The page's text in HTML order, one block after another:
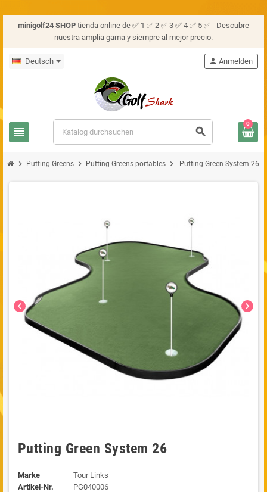
minigolf24 SHOP tienda online de ✅ 1 ✅ 2 ✅ 3 ✅ 4 ✅ 5 ✅ - Descubre
nuestra amplia gama y siempre al mejor precio.
Deutsch
view_headline search
person Anmelden
0
chevron_right Putting Greens chevron_right Putting Greens portables chevron_right Putting Green System 26
chevron_left chevron_right
Putting Green System 26
Marke
Tour Links
Artikel-Nr.
PG040006